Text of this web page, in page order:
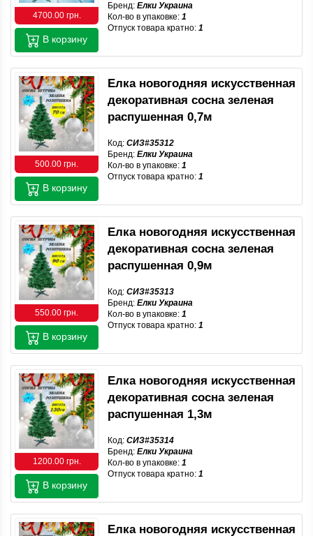
4700.00 грн.
Бренд: Елки Украина
Кол-во в упаковке: 1
Отпуск товара кратно: 1
В корзину
500.00 грн.
Елка новогодняя искусственная
декоративная сосна зеленая
распушенная 0,7м
Код: СИЗ#35312
Бренд: Елки Украина
Кол-во в упаковке: 1
Отпуск товара кратно: 1
В корзину
550.00 грн.
Елка новогодняя искусственная
декоративная сосна зеленая
распушенная 0,9м
Код: СИЗ#35313
Бренд: Елки Украина
Кол-во в упаковке: 1
Отпуск товара кратно: 1
В корзину
1200.00 грн.
Елка новогодняя искусственная
декоративная сосна зеленая
распушенная 1,3м
Код: СИЗ#35314
Бренд: Елки Украина
Кол-во в упаковке: 1
Отпуск товара кратно: 1
В корзину
Елка новогодняя искусственная